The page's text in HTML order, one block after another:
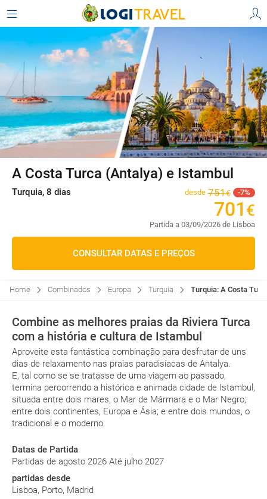
A Costa Turca (Antalya) e Istambul
Turquia, 8 dias desde 751€ 7
701 €
Partida a 03/09/2026 de Lisboa
CONSULTAR DATAS E PREÇOS
Home Combinados Europa Turquia Turquia: A Costa
Combine as melhores praias da Riviera Turca
com a história e cultura de Istambul
Aproveite esta fantástica combinação para desfrutar de uns
dias de relaxamento nas praias paradisíacas de Antalya.
E, tal como se se tratasse de uma viagem ao passado,
termina percorrendo a histórica e animada cidade de Istambul,
situada entre dois mares, o Mar de Mármara e o Mar Negro;
entre dois continentes, Europa e Ásia; e entre dois mundos, o
tradicional e o moderno.
Datas de Partida
Partidas de agosto 2026 Até julho 2027
partidas desde
Lisboa, Porto, Madrid